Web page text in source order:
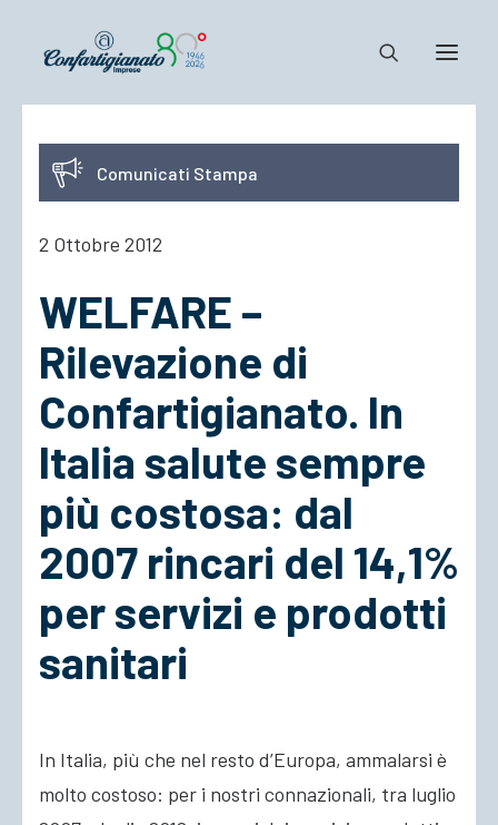
Notizie e Documenti
Confartigianato
Cosa Facciamo
ACCEDI
Comunicati Stampa
2 Ottobre 2012
WELFARE –
Rilevazione di
Confartigianato. In
Italia salute sempre
più costosa: dal
2007 rincari del 14,1%
per servizi e prodotti
sanitari
In Italia, più che nel resto d’Europa, ammalarsi è
molto costoso: per i nostri connazionali, tra luglio